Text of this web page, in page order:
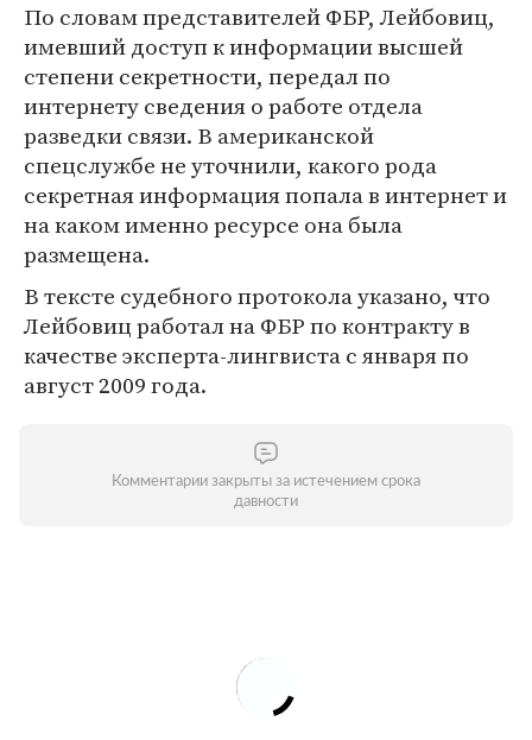
По словам представителей ФБР, Лейбовиц,
имевший доступ к информации высшей
степени секретности, передал по
интернету сведения о работе отдела
разведки связи. В американской
спецслужбе не уточнили, какого рода
секретная информация попала в интернет и
на каком именно ресурсе она была
размещена.
В тексте судебного протокола указано, что
Лейбовиц работал на ФБР по контракту в
качестве эксперта-лингвиста с января по
август 2009 года.
Комментарии закрыты за истечением срока
давности